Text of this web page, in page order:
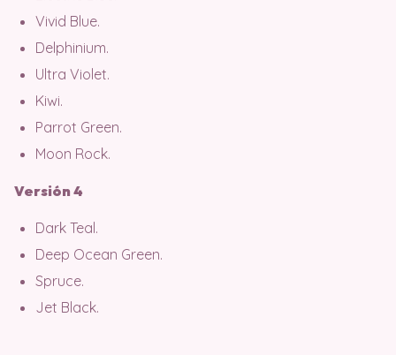
Vivid Blue.
Delphinium.
Ultra Violet.
Kiwi.
Parrot Green.
Moon Rock.
Versión 4
Dark Teal.
Deep Ocean Green.
Spruce.
Jet Black.